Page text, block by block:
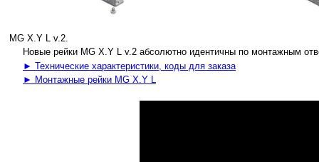
MG X.Y L v.2.
Новые рейки MG X.Y L v.2 абсолютно идентичны по монтажным
► Технические характеристики, коды для заказа
► Монтажные рейки MG X.Y L